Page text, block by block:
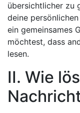
übersichtlicher zu
deine
ein gemeinsames
möchtest, dass
lesen.
II. Wie